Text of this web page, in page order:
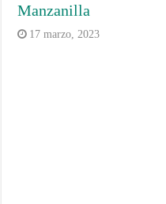
Manzanilla
17 marzo, 2023